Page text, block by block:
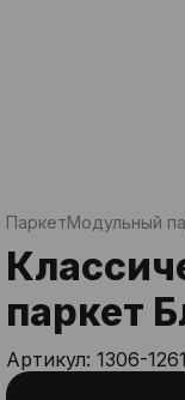
ПаркетМодульный
паркет
Артикул:1306-